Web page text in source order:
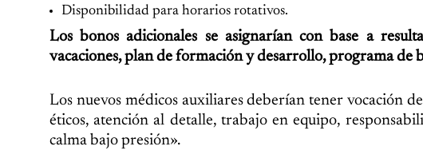
Disponibilidad para horarios rotativos.
Los bonos adicionales se asignarían con base a
vacaciones, plan de formación y desarrollo, programa de
Los nuevos médicos auxiliares deberían tener vocación
éticos, atención al detalle, trabajo en equipo,
calma bajo presión».